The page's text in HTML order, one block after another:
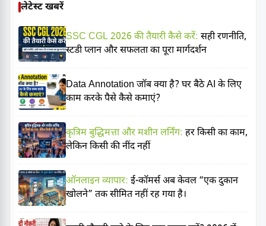
लेटेस्ट खबरें
SSC CGL 2026 की तैयारी कैसे करें: सही रणनीति,
स्टडी प्लान और सफलता का पूरा मार्गदर्शन
Data Annotation जॉब क्या है? घर बैठे AI के लिए
काम करके पैसे कैसे कमाएं?
कृत्रिम बुद्धिमत्ता और मशीन लर्निंग: हर किसी का काम,
लेकिन किसी की नींद नहीं
ऑनलाइन व्यापार: ई-कॉमर्स अब केवल “एक दुकान
खोलने” तक सीमित नहीं रह गया है।